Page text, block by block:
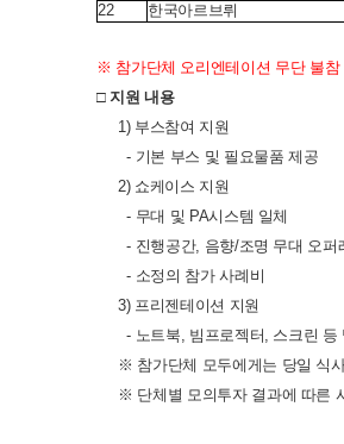
22
한국아르브뤼
※ 참가단체 오리엔테이션 무단 불
□ 지원 내용
1) 부스참여 지원
- 기본 부스 및 필요물품 제공
2) 쇼케이스 지원
- 무대 및 PA시스템 일체
- 진행공간, 음향/조명 무대 오퍼
- 소정의 참가 사례비
3) 프리젠테이션 지원
- 노트북, 빔프로젝터, 스크린 등
※ 참가단체 모두에게는 당일 식
※ 단체별 모의투자 결과에 따른